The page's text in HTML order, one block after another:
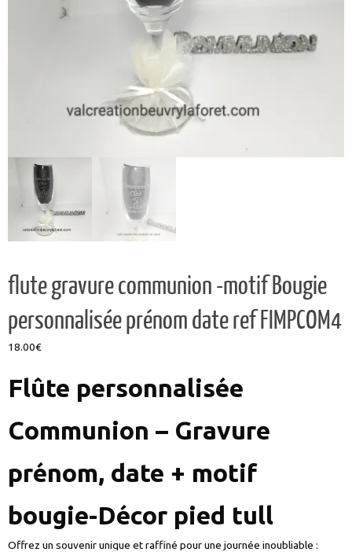
flute gravure communion -motif Bougie
personnalisée prénom date ref FIMPCOM4
18.00€
Flûte personnalisée
Communion – Gravure
prénom, date + motif
bougie-Décor pied tull
Offrez un souvenir unique et raffiné pour une journée inoubliable :